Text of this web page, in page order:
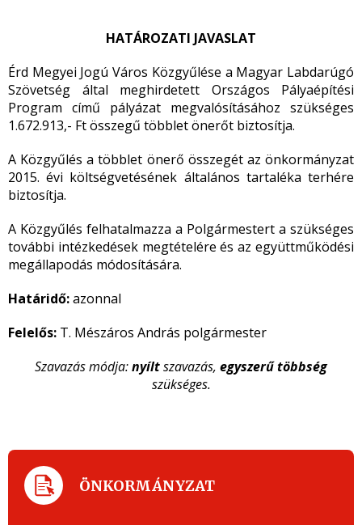
HATÁROZATI JAVASLAT
Érd Megyei Jogú Város Közgyűlése a Magyar Labdarúgó
Szövetség által meghirdetett Országos Pályaépítési
Program című pályázat megvalósításához szükséges
1.672.913,- Ft összegű többlet önerőt biztosítja.
A Közgyűlés a többlet önerő összegét az önkormányzat
2015. évi költségvetésének általános tartaléka terhére
biztosítja.
A Közgyűlés felhatalmazza a Polgármestert a szükséges
további intézkedések megtételére és az együttműködési
megállapodás módosítására.
Határidő:azonnal
Felelős: T. Mészáros András polgármester
Szavazás módja:nyíltszavazás, egyszerű többség
szükséges.
ÖNKORMÁNYZAT